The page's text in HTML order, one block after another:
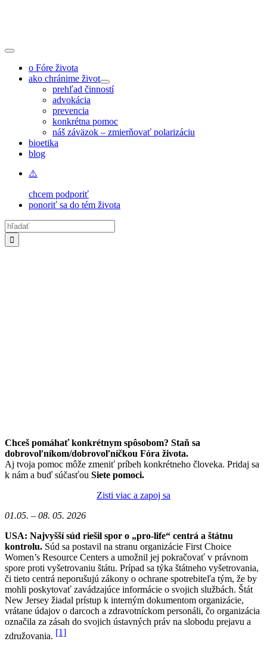
Toggle
Navigationo Fóre života
ako chránime život
prehľad činností
advokácia
prevencia
konkrétna pomoc
náš záväzok – zmierňovať polarizáciu
bioetika
blog
chcem podporiť
ponoriť sa do tém života
Hľadať:
Chceš pomáhať konkrétnym spôsobom? Staň sa
dobrovoľníkom/dobrovoľníčkou Fóra života.
Aj tvoja pomoc môže zmeniť príbeh konkrétneho človeka. Pridaj sa
k nám a buď súčasťou Siete pomoci.
Zisti viac a zapoj sa
01.05. – 08. 05. 2026
USA: Najvyšší súd riešil spor o „pro-life“ centrá a štátnu
kontrolu. Súd sa postavil na stranu organizácie First Choice
Women’s Resource Centers a umožnil jej pokračovať v právnom
spore proti vyšetrovaniu štátu. Prípad sa týka štátneho vyšetrovania,
či tieto centrá neporušujú zákony o ochrane spotrebiteľa tým, že by
mohli poskytovať zavádzajúce informácie o svojich službách. Štát
New Jersey žiadal prístup k interným dokumentom organizácie,
vrátane údajov o darcoch a zdravotníckom personáli, čo organizácia
označila za zásah do svojich ústavných práv na slobodu prejavu a
združovania. [1]